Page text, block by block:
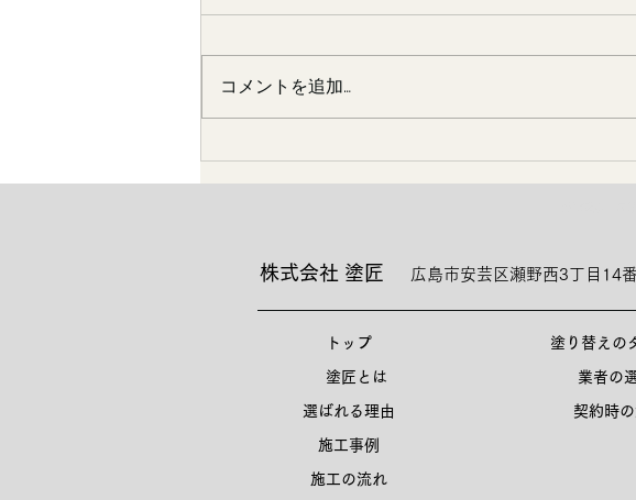
嫁さんの実家にて
勉強
コメントを追加…
株式会社 塗匠 広島市安芸区瀬野西3丁目14
トップ
塗匠とは
選ばれる理由
塗り替えの
業者の
契約時
施工事例
施工の流れ